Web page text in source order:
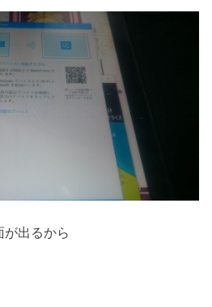
が出るから